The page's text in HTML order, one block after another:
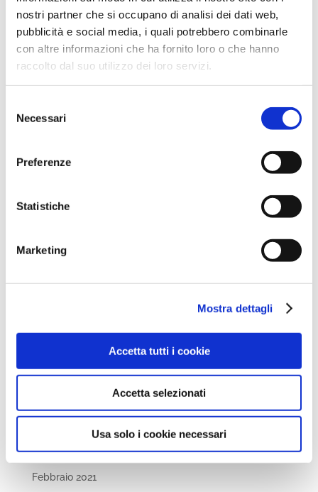
nostri partner che si occupano di analisi dei dati web,
pubblicità e social media, i quali potrebbero combinarle
con altre informazioni che ha fornito loro o che hanno
raccolto dal suo utilizzo dei loro servizi.
delNecessari
Preferenze
Statistiche
Marketing
Mostra dettagli
Accetta tutti i cookie
Accetta selezionati
Usa solo i cookie necessari
Settembre 2023
Agosto 2023
Giugno 2023
Maggio 2023
Marzo 2023
Dicembre 2022
Ottobre 2022
Febbraio 2022
Settembre 2021
Maggio 2021
Marzo 2021
Febbraio 2021